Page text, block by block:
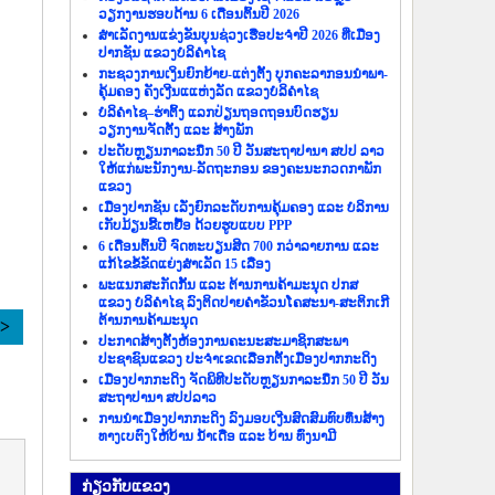
ວຽກງານຮອບດ້ານ 6 ເດືອນຕົ້ນປີ 2026
ສຳເລັດງານແຂ່ງຂັນບຸນຊ່ວງເຮືອປະຈຳປີ 2026 ທີ່ເມືອງ
ປາກຊັນ ແຂວງບໍລິຄຳໄຊ
ກະຊວງການເງິນຍົກຍ້າຍ-ແຕ່ງຕັ້ງ ບຸກຄະລາກອນນຳພາ-
ຄຸ້ມຄອງ ຄັງເງີນແແຫ່ງລັດ ແຂວງບໍລິຄຳໄຊ
ບໍລິຄຳໄຊ–ຮ່າຕິ້ງ ແລກປ່ຽນຖອດຖອນບົດຮຽນ
ວຽກງານຈັດຕັ້ງ ແລະ ສ້າງພັກ
ປະດັບຫຼຽນກາລະນຶກ 50 ປີ ວັນສະຖາປານາ ສປປ ລາວ
ໃຫ້ແກ່ພະນັກງານ-ລັດຖະກອນ ຂອງຄະນະກວດກາພັກ
ແຂວງ
ເມືອງປາກຊັນ ເລັ່ງຍົກລະດັບການຄຸ້ມຄອງ ແລະ ບໍລິການ
ເກັບມ້ຽນຂີ້ເຫຍື້ອ ດ້ວຍຮູບແບບ PPP
6 ເດືອນຕົ້ນປີ ຈົດທະບຽນສິດ 700 ກວ່າລາຍການ ແລະ
ແກ້ໄຂຂໍ້ຂັດແຍ່ງສຳເລັດ 15 ເລື່ອງ
ພະແນກສະກັດກັ້ນ ແລະ ຕ້ານການຄ້າມະນຸດ ປກສ
ແຂວງ ບໍລິຄຳໄຊ ລົງຕິດປາຍຄຳຂັວນໂຄສະນາ-ສະຕິກເກີ
ຕ້ານການຄ້າມະນຸດ
ປະກາດສ້າງຕັ້ງຫ້ອງການຄະນະສະມາຊິກສະພາ
ປະຊາຊົນແຂວງ ປະຈຳເຂດເລືອກຕັ້ງເມືອງປາກກະດິງ
ເມືອງປາກກະດິງ ຈັດພິທີປະດັບຫຼຽນກາລະນຶກ 50 ປີ ວັນ
ສະຖາປານາ ສປປລາວ
ການນຳເມືອງປາກກະດິງ ລົງມອບເງີນສົດສົມທົບທຶນສ້າງ
ທາງເບຕົງໃຫ້ບ້ານ ນ້ຳເດື່ອ ແລະ ບ້ານ ທົ່ງນາມີ
ກ່ຽວ​ກັບ​ແຂວງ